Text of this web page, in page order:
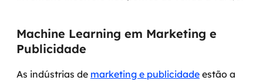
Machine Learning em Marketing e
Publicidade
As indústrias de marketing e publicidade estão a